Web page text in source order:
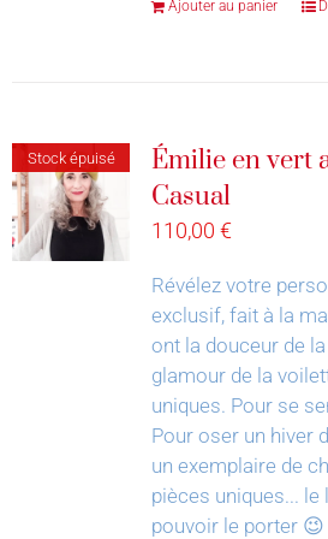
Ajouter au panier
Stock épuisé
Émilie en vert
Casual
110,00 €
Révélez votre
exclusif, fait à la
ont la douceur de
glamour de la
uniques. Pour se
Pour oser un hiver
un exemplaire de
pièces uniques... le
pouvoir le porter 😉